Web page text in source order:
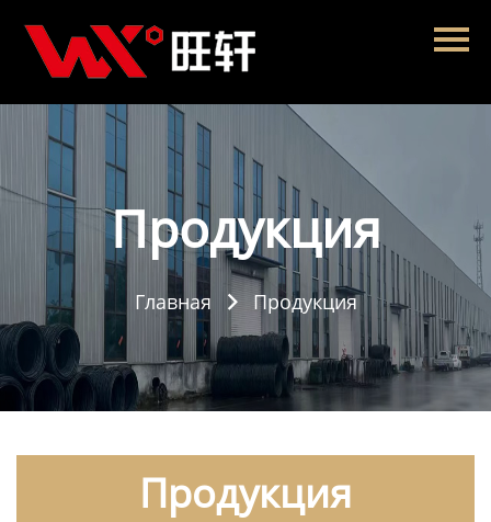
Главная
Продукция
Новости
О нас
Контакты Продукция
Главная  Продукция
Продукция